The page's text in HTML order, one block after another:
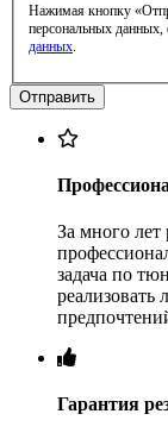
Нажимая кнопку
персональных данных,
данных
За много
задача по
Гарантия